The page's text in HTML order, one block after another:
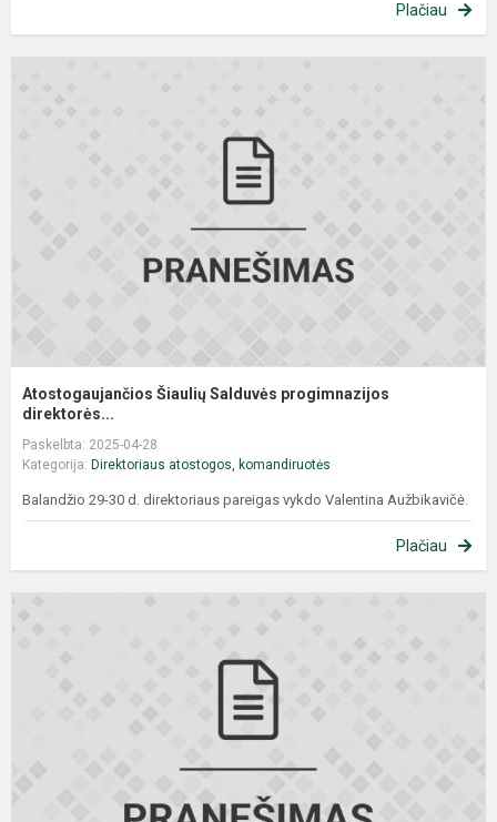
Plačiau
Atostogaujančios Šiaulių Salduvės progimnazijos
direktorės...
Paskelbta: 2025-04-28
Kategorija: Direktoriaus atostogos, komandiruotės
Balandžio 29-30 d. direktoriaus pareigas vykdo Valentina Aužbikavičė.
Plačiau